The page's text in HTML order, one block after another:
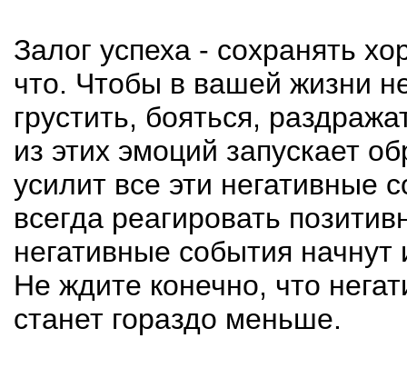
Залог успеха - сохранять
что. Чтобы в вашей жизни
грустить, бояться,
из этих эмоций запускает
усилит все эти негативные
всегда реагировать
негативные события начнут
Не ждите конечно, что
станет гораздо меньше.